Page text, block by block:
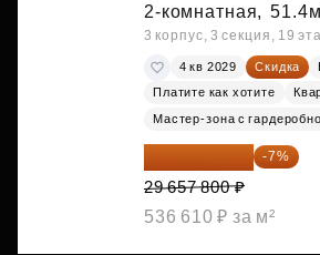
2-комнатная,
3 корпус, 3 секция, 19
4 кв 2029 Скидка
Платите как хотите
Мастер-зона с
27 581 754 ₽ -7%
29 657 800 ₽
536 610 ₽ за м²